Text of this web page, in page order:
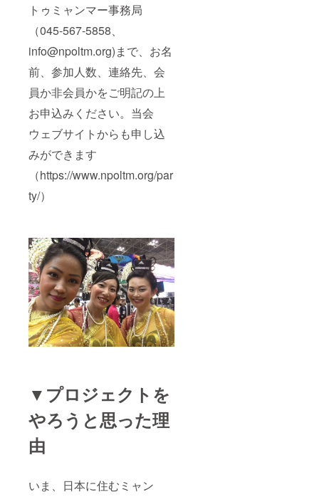
トゥミャンマー事務局
（045-567-5858、
info@npoltm.org)まで、お名
前、参加人数、連絡先、会
員か非会員かをご明記の上
お申込みください。当会
ウェブサイトからも申し込
みができます
（https://www.npoltm.org/par
ty/）
▼プロジェクトを
やろうと思った理
由
いま、日本に住むミャン